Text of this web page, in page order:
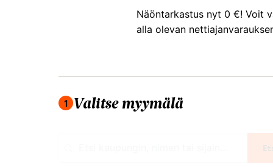
Näöntarkastus nyt 0 €! Voit
alla olevan
1 Valitse myymälä
Etsi kaupungin, nimen tai sijainnin